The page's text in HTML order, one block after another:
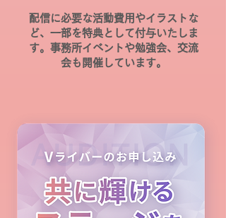
配信に必要な活動費用やイラストな
ど、一部を特典として付与いたしま
す。 事務所イベントや勉強会、交流
会も開催しています。